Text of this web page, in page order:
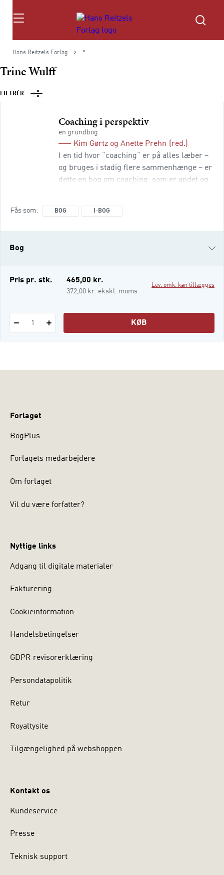
Søg
Hans Reitzels Forlag *
Trine Wulff
FILTRÉR
Coaching i perspektiv
en grundbog
Kim Gørtz og Anette Prehn
(red.)
I en tid hvor ”coaching” er på alles læber –
og bruges i stadig flere sammenhænge – er
dette en bog om coaching, som er andet og
praksisorienterede artikler
Fås som BOG I-BOG
Bog
i-bog
Pris pr. stk. 465,00 kr.
372,00 kr. ekskl. moms
Lev. omk. kan tillægges
1 KØB
Forlaget
BogPlus
Forlagets medarbejdere
Om forlaget
Vil du være forfatter?
Nyttige links
Adgang til digitale materialer
Fakturering
Cookieinformation
Handelsbetingelser
GDPR revisorerklæring
Persondatapolitik
Retur
Royaltysite
Tilgængelighed på webshoppen
Kontakt os
Kundeservice
Presse
Teknisk support